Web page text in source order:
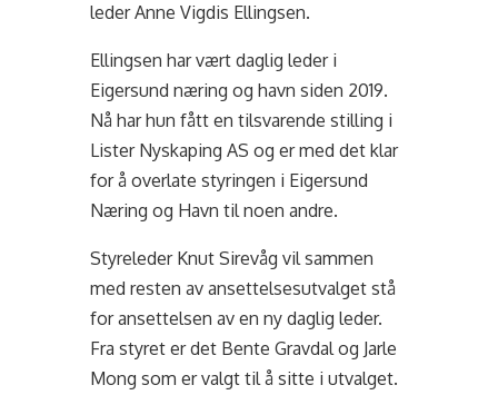
leder Anne Vigdis Ellingsen.
Ellingsen har vært daglig leder i
Eigersund næring og havn siden 2019.
Nå har hun fått en tilsvarende stilling i
Lister Nyskaping AS og er med det klar
for å overlate styringen i Eigersund
Næring og Havn til noen andre.
Styreleder Knut Sirevåg vil sammen
med resten av ansettelsesutvalget stå
for ansettelsen av en ny daglig leder.
Fra styret er det Bente Gravdal og Jarle
Mong som er valgt til å sitte i utvalget.